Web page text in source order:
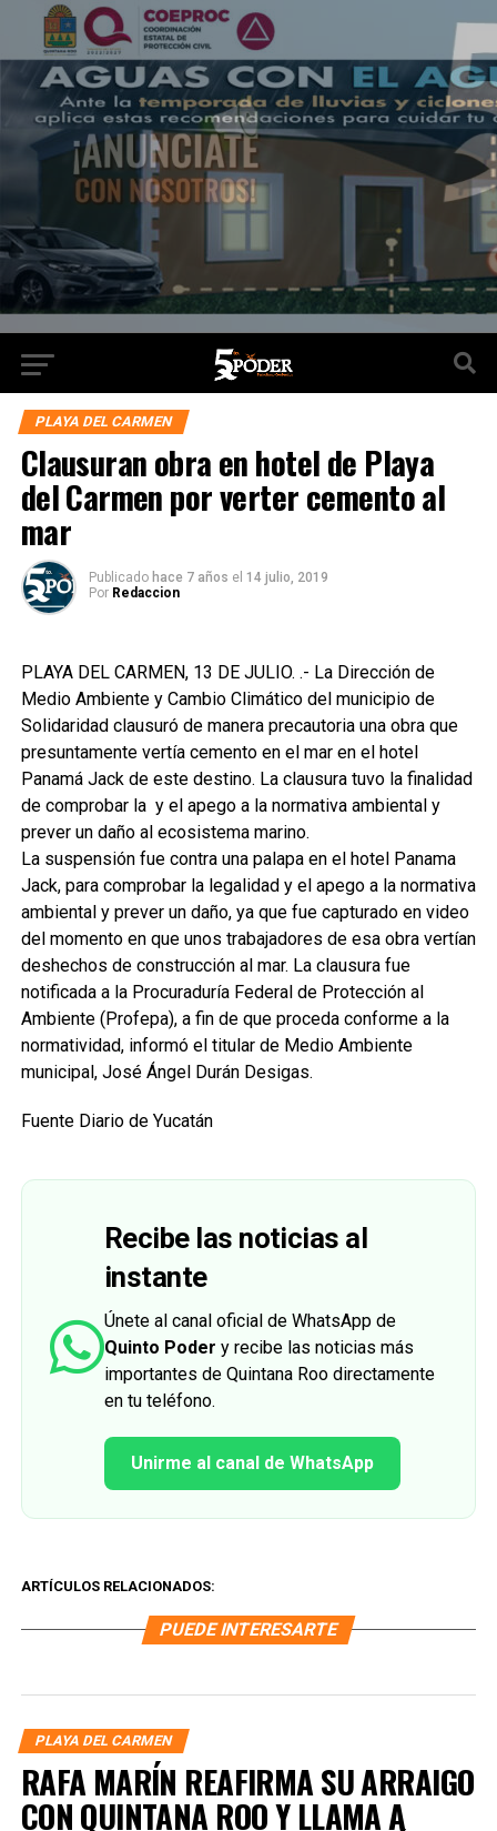
PLAYA DEL CARMEN
Clausuran obra en hotel de Playa
del Carmen por verter cemento al
mar
Publicado hace 7 años el 14 julio, 2019
Por Redaccion
PLAYA DEL CARMEN, 13 DE JULIO. .- La Dirección de
Medio Ambiente y Cambio Climático del municipio de
Solidaridad clausuró de manera precautoria una obra que
presuntamente vertía cemento en el mar en el hotel
Panamá Jack de este destino. La clausura tuvo la finalidad
de comprobar la y el apego a la normativa ambiental y
prever un daño al ecosistema marino.
La suspensión fue contra una palapa en el hotel Panama
Jack, para comprobar la legalidad y el apego a la normativa
ambiental y prever un daño, ya que fue capturado en video
del momento en que unos trabajadores de esa obra vertían
deshechos de construcción al mar. La clausura fue
notificada a la Procuraduría Federal de Protección al
Ambiente (Profepa), a fin de que proceda conforme a la
normatividad, informó el titular de Medio Ambiente
municipal, José Ángel Durán Desigas.
Fuente Diario de Yucatán
Recibe las noticias al
instante
Únete al canal oficial de WhatsApp de
Quinto Poder y recibe las noticias más
importantes de Quintana Roo directamente
en tu teléfono.
Unirme al canal de WhatsApp
ARTÍCULOS RELACIONADOS:
PUEDE INTERESARTE
PLAYA DEL CARMEN
RAFA MARÍN REAFIRMA SU ARRAIGO
CON QUINTANA ROO Y LLAMA A